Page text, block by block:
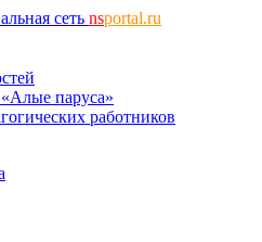
сеть nsportal.ru
паруса»
работников